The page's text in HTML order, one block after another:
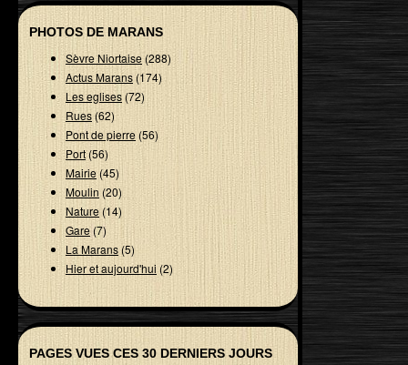
PHOTOS DE MARANS
Sèvre Niortaise(288)
Actus Marans (174)
Les eglises(72)
Rues(62)
Pont de pierre(56)
Port(56)
Mairie(45)
Moulin(20)
Nature(14)
Gare (7)
La Marans(5)
Hier et aujourd'hui (2)
PAGES VUES CES 30 DERNIERS JOURS